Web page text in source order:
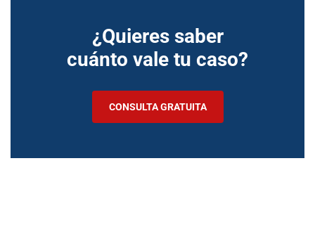
¿Quieres saber
cuánto vale tu caso?
CONSULTA GRATUITA